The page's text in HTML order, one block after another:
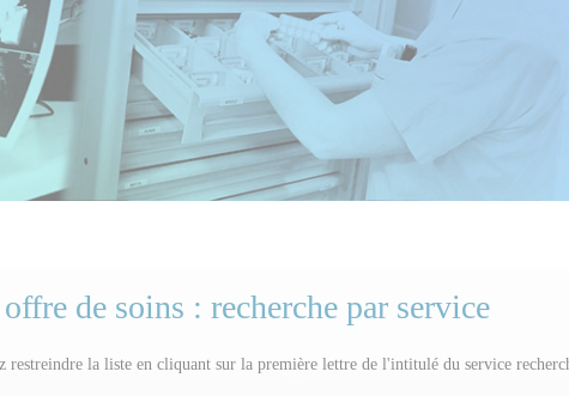
de soins : recherche par service
restreindre la liste en cliquant sur la première lettre de l'intitulé du service